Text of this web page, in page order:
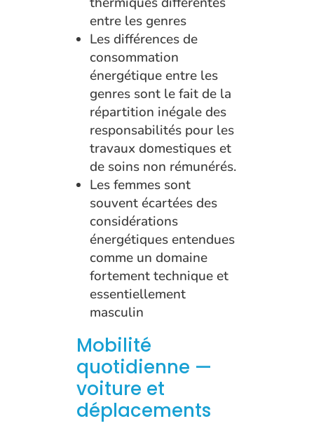
entre les genres
Les différences de
consommation
énergétique entre les
genres sont le fait de la
répartition inégale des
responsabilités pour les
travaux domestiques et
de soins non rémunérés.
Les femmes sont
souvent écartées des
considérations
énergétiques entendues
comme un domaine
fortement technique et
essentiellement
masculin
Mobilité
quotidienne —
voiture et
déplacements